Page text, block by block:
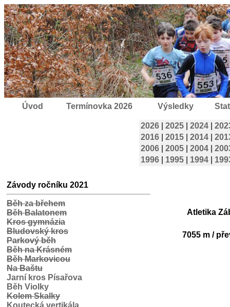
Úvod Termínovka 2026 Výsledky
2026 2025 2024
2016
2015 2014
2006
2005 2004
1996
1995 1994
Závody ročníku 2021
Běh za břehem
Běh Balatonem
Kros gymnázia
Bludovský kros
Parkový běh
Běh na Krásném
Běh Markovicou
Na Baštu
Jarní kros Písařova
Běh Violky
Kolem Skalky
Koutecká vertikála
Atletika
7055 m /